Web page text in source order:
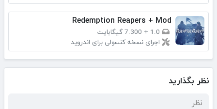
Redemption Reapers + Mod
1.0
+ 7.300 گیگابایت
اجرای نسخه کنسولی برای اندروید
نظر بگذارید